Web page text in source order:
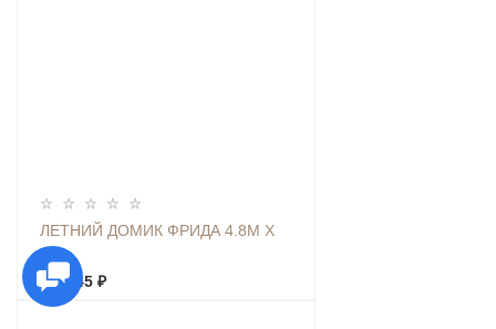
ЛЕТНИЙ ДОМИК ФРИДА 4.8М Х
352745 ₽